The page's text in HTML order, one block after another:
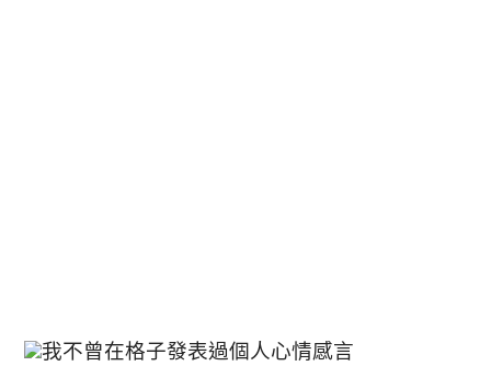
我不曾在格子發表過個人心情感言